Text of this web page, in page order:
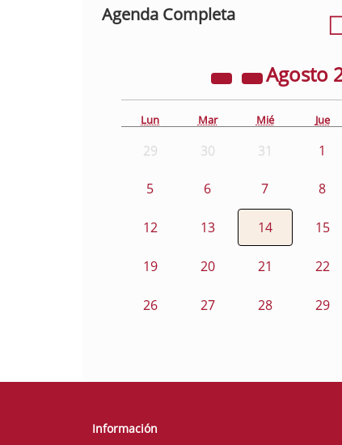
Agenda Completa
Agosto
Lun Mar Mié Jue
29 30 31 1
5 6 7 8
12 13 14 15
19 20 21 22
26 27 28 29
Información